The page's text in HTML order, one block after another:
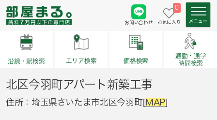
お問い合わせ
0
お気に入り
沿線・駅検索 エリア検索 価格検索
通勤・通学
時間検索
北区今羽町アパート新築工事
住所：埼玉県さいたま市北区今羽町[MAP]